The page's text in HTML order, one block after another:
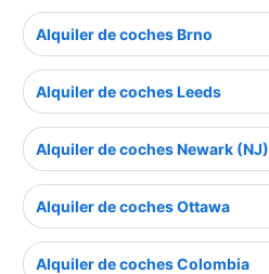
Alquiler de coches Brno
Alquiler de coches Leeds
Alquiler de coches Newark (NJ)
Alquiler de coches Ottawa
Alquiler de coches Colombia